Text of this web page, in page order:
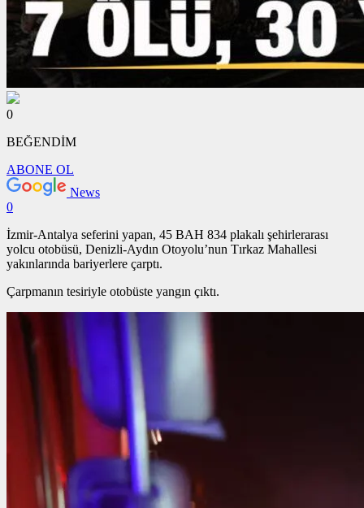
0
BEĞENDİM
ABONE OL
News
0
İzmir-Antalya seferini yapan, 45 BAH 834 plakalı şehirlerarası
yolcu otobüsü, Denizli-Aydın Otoyolu’nun Tırkaz Mahallesi
yakınlarında bariyerlere çarptı.
Çarpmanın tesiriyle otobüste yangın çıktı.